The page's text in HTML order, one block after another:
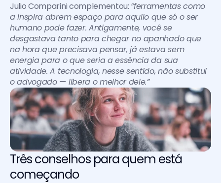
Julio Comparini complementou: “ferramentas como
a Inspira abrem espaço para aquilo que só o ser
humano pode fazer. Antigamente, você se
desgastava tanto para chegar no apanhado que
na hora que precisava pensar, já estava sem
energia para o que seria a essência da sua
atividade. A tecnologia, nesse sentido, não substitui
o advogado — libera o melhor dele.”
Três conselhos para quem está
começando